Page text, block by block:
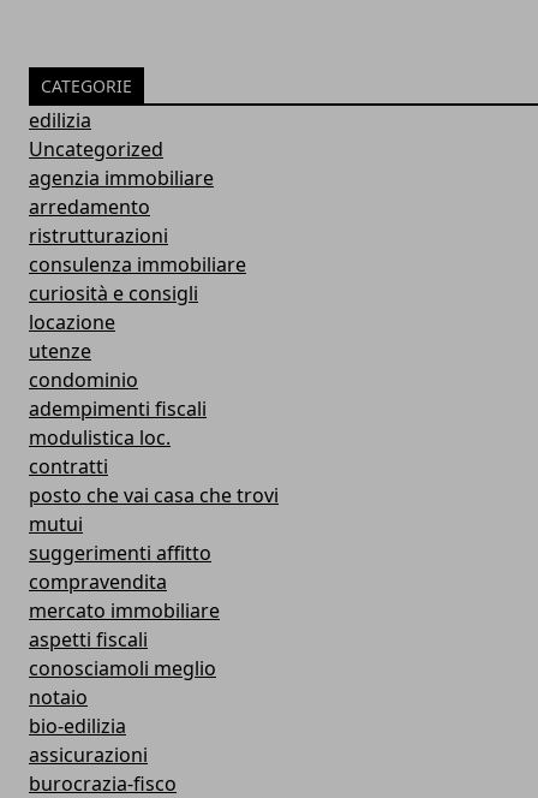
CATEGORIE
edilizia
Uncategorized
agenzia immobiliare
arredamento
ristrutturazioni
consulenza immobiliare
curiosità e consigli
locazione
utenze
condominio
adempimenti fiscali
modulistica loc.
contratti
posto che vai casa che trovi
mutui
suggerimenti affitto
compravendita
mercato immobiliare
aspetti fiscali
conosciamoli meglio
notaio
bio-edilizia
assicurazioni
burocrazia-fisco